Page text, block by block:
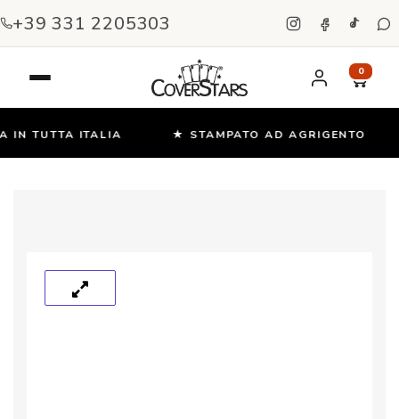
+39 331 2205303
0
TUTTA ITALIA ★ STAMPATO AD AGRIGENTO
Salta